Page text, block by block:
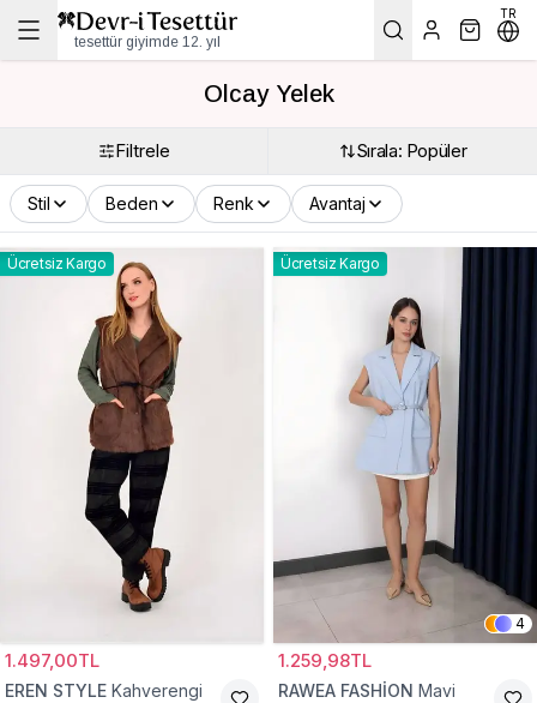
tesettür giyimde 12. yıl
TR
Olcay Yelek
Filtrele Sırala: Popüler
Stil Beden Renk Avantaj
Ücretsiz Kargo
1.497,00TL
EREN STYLE Kahverengi
Ücretsiz Kargo
4
1.259,98TL
RAWEA FASHİON Mavi